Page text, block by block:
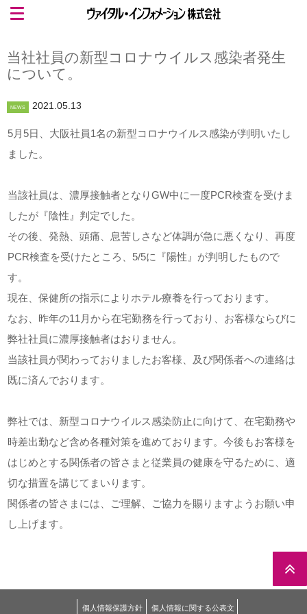
当社社員の新型コロナウイルス感染者発生
について。
NEWS 2021.05.13
5月5日、大阪社員1名の新型コロナウイルス感染が判明いたし
ました。
当該社員は、濃厚接触者となりGW中に一度PCR検査を受けま
したが『陰性』判定でした。
その後、発熱、頭痛、息苦しさなど体調が急に悪くなり、再度
PCR検査を受けたところ、5/5に『陽性』が判明したもので
す。
現在、保健所の指示によりホテル療養を行っております。
なお、昨年の11月から在宅勤務を行っており、お客様ならびに
弊社社員に濃厚接触者はおりません。
当該社員が関わっておりましたお客様、及び関係者への連絡は
既に済んでおります。
弊社では、新型コロナウイルス感染防止に向けて、在宅勤務や
時差出勤など含め各種対策を進めております。今後もお客様を
はじめとする関係者の皆さまと従業員の健康を守るために、適
切な措置を講じてまいります。
関係者の皆さまには、ご理解、ご協力を賜りますようお願い申
し上げます。
個人情報保護方針 個人情報に関する公表文